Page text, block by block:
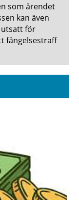
som ärendet
kan även
utsatt för
fängelsestraff